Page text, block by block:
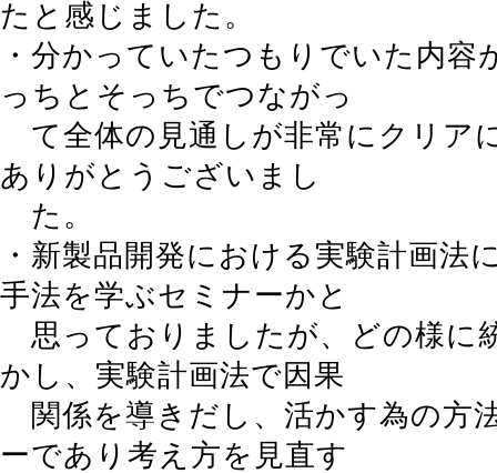
たと感じました。
・分かっていたつもりでいた内容
っちとそっちでつながっ
て全体の見通しが非常にクリア
ありがとうございまし
た。
・新製品開発における実験計画法
手法を学ぶセミナーかと
思っておりましたが、どの様に
かし、実験計画法で因果
関係を導きだし、活かす為の方
ーであり考え方を見直す